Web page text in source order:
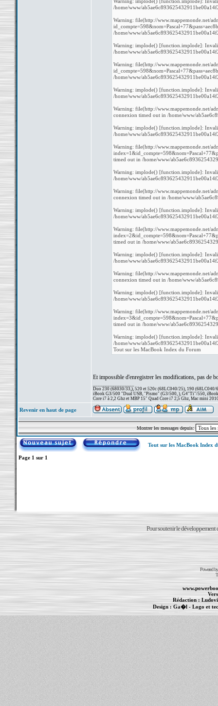
/home/www/
Warning: file(http://www.mappemonde.net/
/home/www/
Warning: implode() [function.implode]:
/home/www/
Warning: file(http://www.mappemonde.net/
/home/www/
Warning: implode() [function.implode]:
/home/www/
Warning: file(http://www.mappemonde.net/
connexion timed out in /home/www/
Warning: implode() [function.implode]:
/home/www/
Warning: file(http://www.mappemonde.net/
timed out in /home/www/
Warning: implode() [function.implode]:
/home/www/
Warning: file(http://www.mappemonde.net/
connexion timed out in /home/www/
Warning: implode() [function.implode]:
/home/www/
Warning: file(http://www.mappemonde.net/
timed out in /home/www/
Warning: implode() [function.implode]:
/home/www/
Warning: file(http://www.mappemonde.net/
connexion timed out in /home/www/
Warning: implode() [function.implode]:
/home/www/
Warning: file(http://www.mappemonde.net/
timed out in /home/www/
Warning: implode() [function.implode]:
/home/www/
Tout sur les MacBook Index du Forum
Et impossible d'enregistrer les modifications, pas de
Duo 230 (68030/33,), 520 et 520c (68LC040/25), 190 (68LC040/
iBook G3/500 "Dual USB, "Pismo" (G3/500, ), G4"Ti"/550,
Core i7 à 2,2 Ghz et MBP 15" Quad Core i7 2,5 Ghz, Mac mini
Revenir en haut de page
Montrer les messages depuis:
Tout sur les MacBook Index
Page 1 sur 1
Pour soutenir le développement
Powered
Rédaction :
Design : Ga�l- Logo et
-